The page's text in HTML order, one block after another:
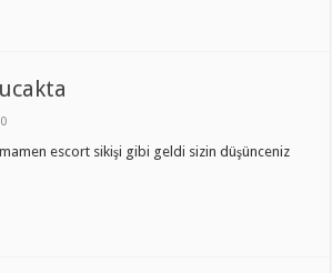
0
escort sikişi gibi geldi sizin düşünceniz